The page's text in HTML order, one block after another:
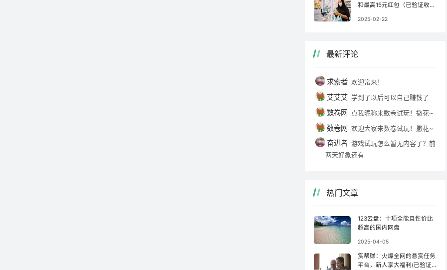
和最高15元红包（已验证收
2025-02-22
最新评论
求索者 欢迎常来！
艾艾艾 学到了以后可以自己赚钱了
数卷网 点我昵称来数卷试玩！撒花~
数卷网 欢迎大家来数卷试玩！撒花~
奋进者 游戏试玩怎么暂无内容了？前
两天好象还有
热门文章
123云盘：十项全能且性价比
超高的国内网盘
2025-04-05
赏帮赚：火爆全网的悬赏任务
平台，新人享大福利(已验证